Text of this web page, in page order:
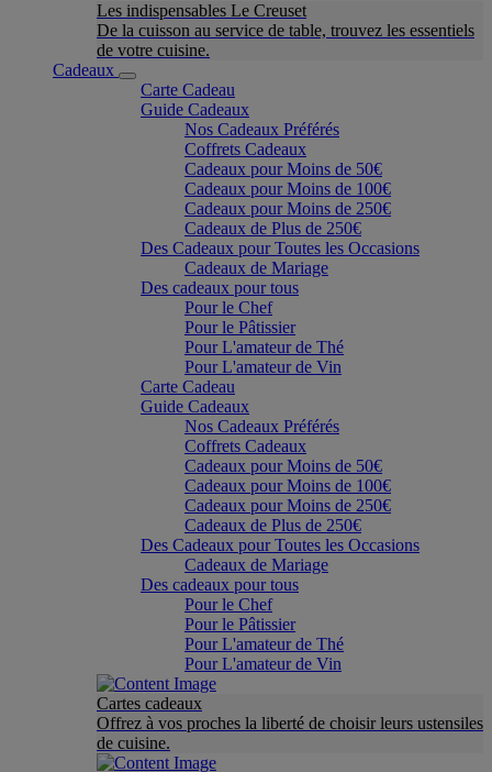
Les indispensables Le Creuset
De la cuisson au service de table, trouvez les essentiels
de votre cuisine.
Cadeaux
Carte Cadeau
Guide Cadeaux
Nos Cadeaux Préférés
Coffrets Cadeaux
Cadeaux pour Moins de 50€
Cadeaux pour Moins de 100€
Cadeaux pour Moins de 250€
Cadeaux de Plus de 250€
Des Cadeaux pour Toutes les Occasions
Cadeaux de Mariage
Des cadeaux pour tous
Pour le Chef
Pour le Pâtissier
Pour L'amateur de Thé
Pour L'amateur de Vin
Carte Cadeau
Guide Cadeaux
Nos Cadeaux Préférés
Coffrets Cadeaux
Cadeaux pour Moins de 50€
Cadeaux pour Moins de 100€
Cadeaux pour Moins de 250€
Cadeaux de Plus de 250€
Des Cadeaux pour Toutes les Occasions
Cadeaux de Mariage
Des cadeaux pour tous
Pour le Chef
Pour le Pâtissier
Pour L'amateur de Thé
Pour L'amateur de Vin
Cartes cadeaux
Offrez à vos proches la liberté de choisir leurs ustensiles
de cuisine.